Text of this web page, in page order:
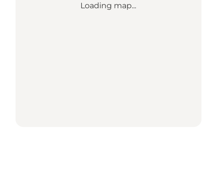
Loading map...